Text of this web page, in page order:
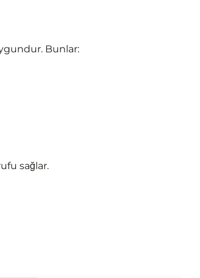
Bunlar:
sağlar.